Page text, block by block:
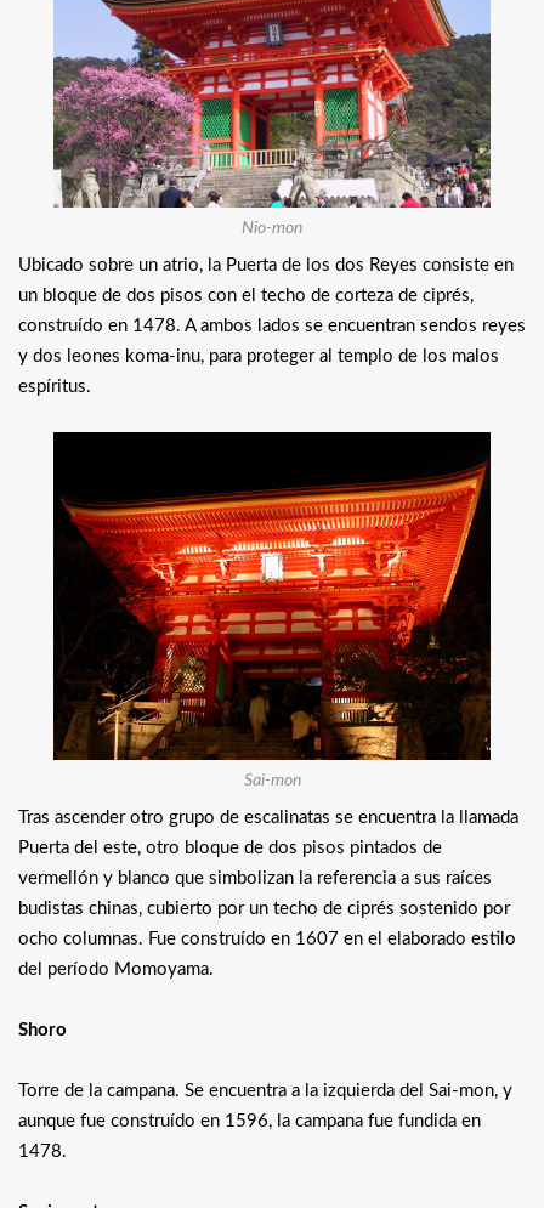
Nio-mon
Ubicado sobre un atrio, la Puerta de los dos Reyes consiste en
un bloque de dos pisos con el techo de corteza de ciprés,
construído en 1478. A ambos lados se encuentran sendos reyes
y dos leones koma-inu, para proteger al templo de los malos
espíritus.
Sai-mon
Tras ascender otro grupo de escalinatas se encuentra la llamada
Puerta del este, otro bloque de dos pisos pintados de
vermellón y blanco que simbolizan la referencia a sus raíces
budistas chinas, cubierto por un techo de ciprés sostenido por
ocho columnas. Fue construído en 1607 en el elaborado estilo
del período Momoyama.
Shoro
Torre de la campana. Se encuentra a la izquierda del Sai-mon, y
aunque fue construído en 1596, la campana fue fundida en
1478.